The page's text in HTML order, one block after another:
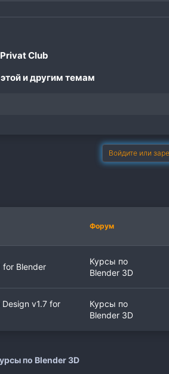
Club
и другим темам
Войдите или
почта
Форум
for Blender
Курсы по
Blender 3D
v1.7 for
Курсы по
Blender 3D
по Blender 3D